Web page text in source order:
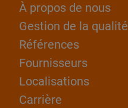
À propos de nous
Gestion de la qualité
Références
Fournisseurs
Localisations
Carrière